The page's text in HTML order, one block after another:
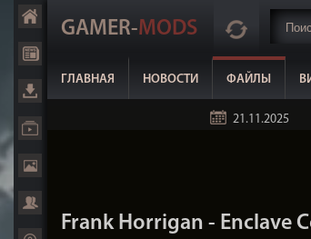
GAMER-MODS
ГЛАВНАЯ НОВОСТИ ФАЙЛЫ
21.11.2025
Frank Horrigan - Enclave